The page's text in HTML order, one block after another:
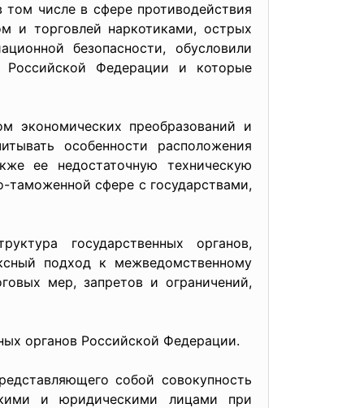
числе в сфере противодействия
и торговлей наркотиками, острых
безопасности, обусловили
Федерации и которые
преобразований и
особенности расположения
ее недостаточную техническую
таможенной сфере с государствами,
государственных органов,
подход к межведомственному
мер, запретов и ограничений,
органов Российской Федерации.
собой совокупность
и юридическими лицами при